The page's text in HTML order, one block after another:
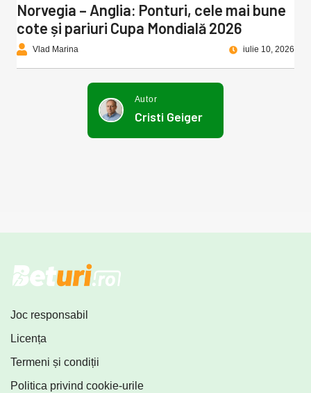
Norvegia – Anglia: Ponturi, cele mai bune
cote și pariuri Cupa Mondială 2026
Vlad Marina iulie 10, 2026
Autor
Cristi Geiger
Joc responsabil
Licența
Termeni și condiții
Politica privind cookie-urile